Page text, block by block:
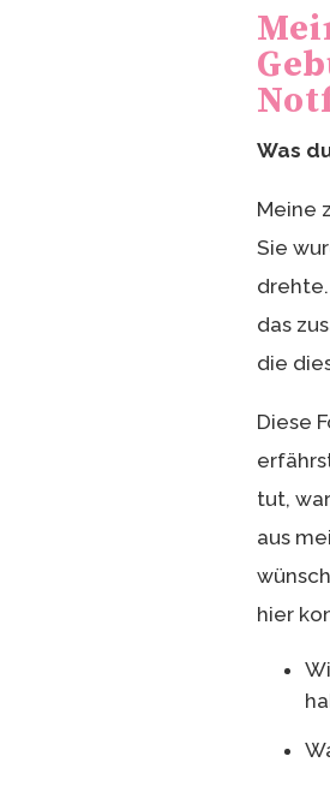
Was
Meine
Sie
das
die
Diese
tut,
aus
hier